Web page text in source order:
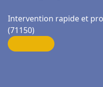
Intervention rapide et
(71150)